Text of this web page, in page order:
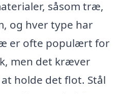
såsom træ,
og hver type har
er ofte populært for
men det kræver
holde det flot. Stål